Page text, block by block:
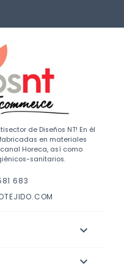
de Diseños NT! En él
en materiales
Horeca, así como
sanitarios.
683

